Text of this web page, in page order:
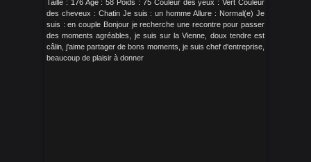
Taille : 176 Age : 58 Poids : 75 Couleur des yeux : Vert Couleur
des cheveux : Chatin Je suis : un homme Allure : Normal(e) Je
suis : en couple Bonjour je recherche une recontre pour passer
des moments agréables, je suis sur la Vienne, doux tendre est
câlin, j'aime partager de bons moments, je suis chef d'entreprise,
beaucoup de plaisir à donner